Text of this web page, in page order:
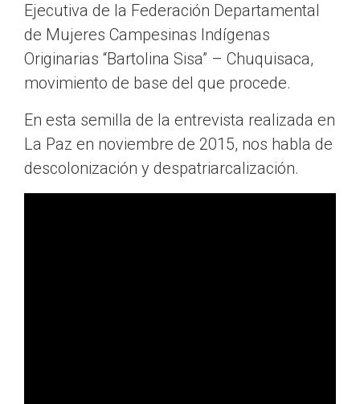
Ejecutiva de la Federación Departamental
de Mujeres Campesinas Indígenas
Originarias “Bartolina Sisa” – Chuquisaca,
movimiento de base del que procede.
En esta semilla de la entrevista realizada en
La Paz en noviembre de 2015, nos habla de
descolonización y despatriarcalización.